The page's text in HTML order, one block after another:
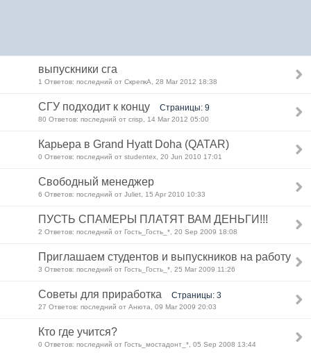
выпускники сга
1 Ответов: последний от СкрепкА, 28 Mar 2012 18:38
СГУ подходит к концу Страницы: 9
80 Ответов: последний от crisp, 14 Mar 2012 05:00
Карьера в Grand Hyatt Doha (QATAR)
0 Ответов: последний от studentex, 20 Jun 2010 17:01
Свободный менеджер
6 Ответов: последний от Juliet, 15 Apr 2010 10:33
ПУСТЬ СПАМЕРЫ ПЛАТЯТ ВАМ ДЕНЬГИ!!!
2 Ответов: последний от Гость_Гость_*, 20 Sep 2009 18:08
Приглашаем студентов и выпускников на работу
3 Ответов: последний от Гость_Гость_*, 25 Mar 2009 11:26
Советы для приработка Страницы: 3
27 Ответов: последний от Анюта, 09 Mar 2009 20:03
Кто где учится?
0 Ответов: последний от Гость_мостадонт_*, 05 Sep 2008 13:44